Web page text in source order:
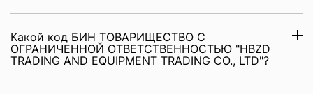
Какой код БИН ТОВАРИЩЕСТВО С
ОГРАНИЧЕННОЙ ОТВЕТСТВЕННОСТЬЮ "HBZD
TRADING AND EQUIPMENT TRADING CO., LTD"?